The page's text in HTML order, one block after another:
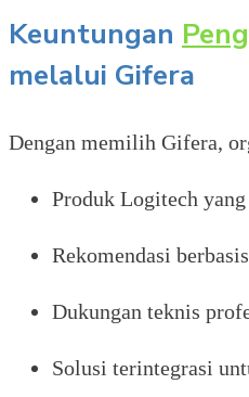
Keuntungan
melalui Gifera
Dengan memilih Gifera,
Produk Logitech
Rekomendasi
Dukungan teknis
Solusi terintegrasi